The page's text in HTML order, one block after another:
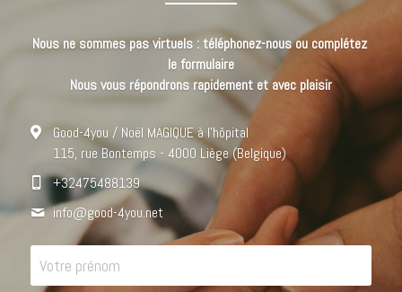
Nous ne sommes pas virtuels : téléphonez-nous ou complétez
le formulaire
Nous vous répondrons rapidement et avec plaisir
Good-4you / Noël MAGIQUE à l'hôpital
115, rue Bontemps - 4000 Liège (Belgique)
+32475488139
info@good-4you.net
Votre prénom